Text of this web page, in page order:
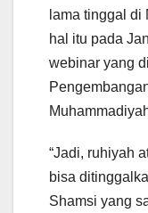
lama tinggal di
hal itu pada
webinar yang
“Jadi, ruhiyah
bisa
Shamsi yang